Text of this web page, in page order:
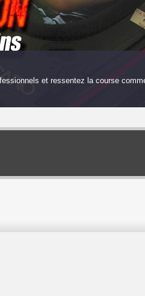
et ressentez la course